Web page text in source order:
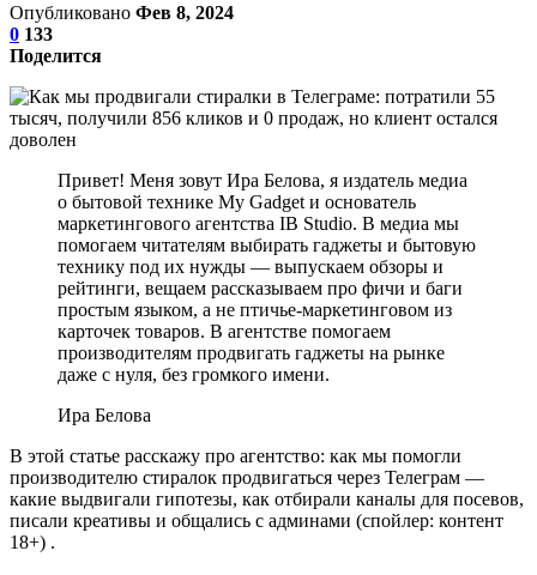
Опубликовано Фев 8, 2024
0 133
Поделится
Привет! Меня зовут Ира Белова, я издатель медиа
о бытовой технике My Gadget и основатель
маркетингового агентства IB Studio. В медиа мы
помогаем читателям выбирать гаджеты и бытовую
технику под их нужды — выпускаем обзоры и
рейтинги, вещаем рассказываем про фичи и баги
простым языком, а не птичье-маркетинговом из
карточек товаров. В агентстве помогаем
производителям продвигать гаджеты на рынке
даже с нуля, без громкого имени.
Ира Белова
В этой статье расскажу про агентство: как мы помогли
производителю стиралок продвигаться через Телеграм —
какие выдвигали гипотезы, как отбирали каналы для посевов,
писали креативы и общались с админами (спойлер: контент
18+) .